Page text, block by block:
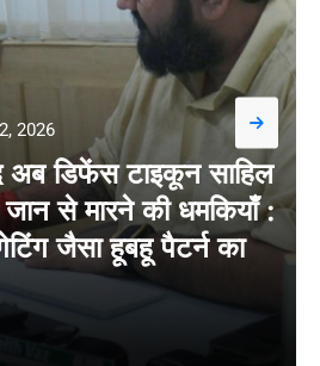
2, 2026
अब डिफेंस टाइकून साहिल
जान से मारने की धमकियाँ :
जैसा हूबहू पैटर्न का